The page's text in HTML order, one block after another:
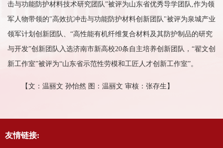
击与功能防护材料技术研究团队”被评为山东省优秀导学团队,作为领
军人物带领的"高效抗冲击与功能防护材料创新团队"被评为泉城产业
领军计划创新团队、“高性能有机纤维复合材料及其防护制品的研究
与开发”创新团队入选济南市新高校20条自主培养创新团队，“翟文创
新工作室”被评为“山东省示范性劳模和工匠人才创新工作室”。
【文：温丽文 孙怡然 图：温丽文 审核：张存生】
友情链接: